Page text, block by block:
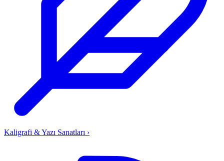
Kaligrafi & Yazı Sanatları ›